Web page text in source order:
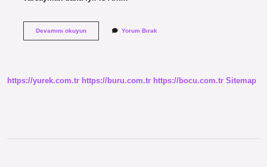
Devamını okuyunIs
Yorum Bırak
https://yurek.com.tr https://buru.com.tr https://bocu.com.tr Sitemap